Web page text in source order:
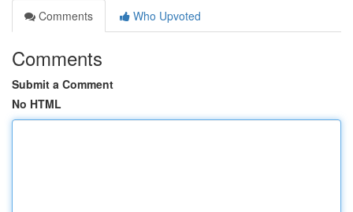
Comments
Who Upvoted
Comments
Submit a Comment
No HTML